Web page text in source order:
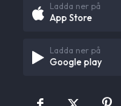
App Store
Ladda ner på
Google play
Ladda ner på